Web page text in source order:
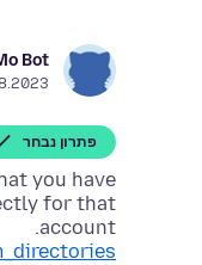
Bot
6:14
פתרון נבחר
for that
account.